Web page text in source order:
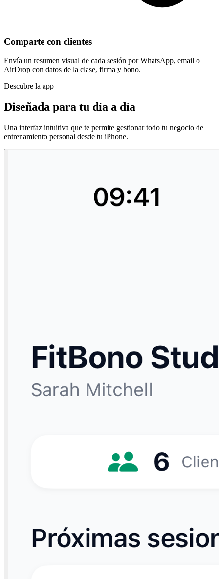
Comparte con clientes
Envía un resumen visual de cada sesión por WhatsApp, email o
AirDrop con datos de la clase, firma y bono.
Descubre la app
Diseñada para tu día a día
Una interfaz intuitiva que te permite gestionar todo tu negocio de
entrenamiento personal desde tu iPhone.